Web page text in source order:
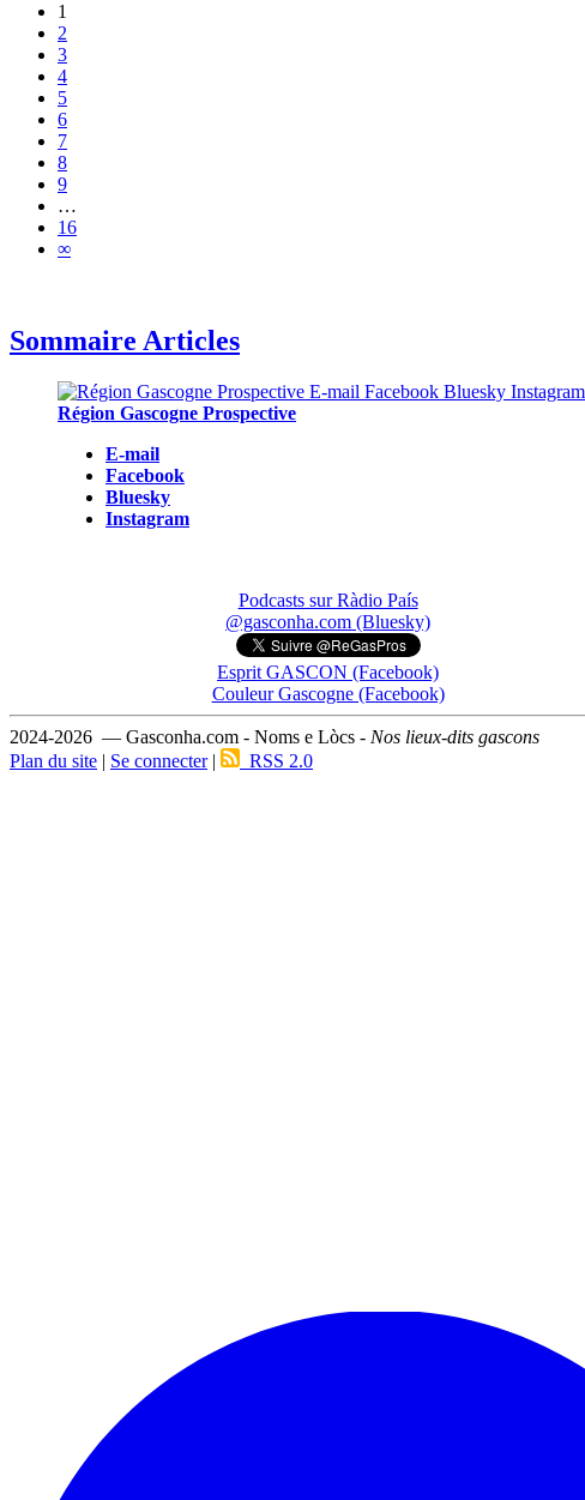
1
2
3
4
5
6
7
8
9
…
16
∞
Sommaire Articles
Région Gascogne Prospective
E-mail
Facebook
Bluesky
Instagram
Podcasts sur Ràdio País
@gasconha.com (Bluesky)
Esprit GASCON (Facebook)
Couleur Gascogne (Facebook)
2024-2026 — Gasconha.com - Noms e Lòcs - Nos lieux-dits gascons
Plan du site | Se connecter| RSS 2.0